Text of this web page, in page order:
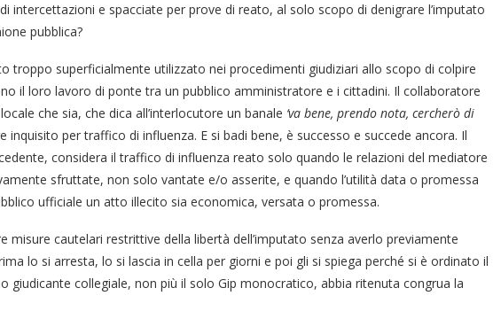
intercettazioni e spacciate per prove di reato, al solo scopo di denigrare l’imputato
pubblica?
troppo superficialmente utilizzato nei procedimenti giudiziari allo scopo di colpire
il loro lavoro di ponte tra un pubblico amministratore e i cittadini. Il collaboratore
che sia, che dica all’interlocutore un banale ‘va bene, prendo nota, cercherò di
inquisito per traffico di influenza. E si badi bene, è successo e succede ancora. Il
considera il traffico di influenza reato solo quando le relazioni del mediatore
sfruttate, non solo vantate e/o asserite, e quando l’utilità data o promessa
ufficiale un atto illecito sia economica, versata o promessa.
misure cautelari restrittive della libertà dell’imputato senza averlo previamente
lo si arresta, lo si lascia in cella per giorni e poi gli si spiega perché si è ordinato il
giudicante collegiale, non più il solo Gip monocratico, abbia ritenuta congrua la
“La Grazia” di Sorrentino
presentato da Milvia Marigliano
“Il respiro del mare”, personale
di Terry Mangiatordi
Nuova tanker in acciaio inox
per la Navalmed
Una barca entra nel Fiordo di
Crapolla violando...
“Un’Ape tra le pagine”, prestito
digitale gratuito e...
“La Grazia” di Sorrentino
presentato da Milvia Marigliano